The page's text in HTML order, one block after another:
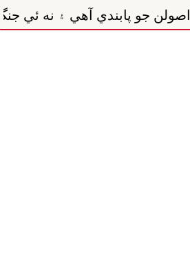
۽ نه ئي جنگ بندي معاهدي جو